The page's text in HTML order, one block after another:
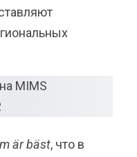
är bäst, что в